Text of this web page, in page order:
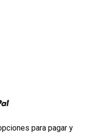
para pagar y